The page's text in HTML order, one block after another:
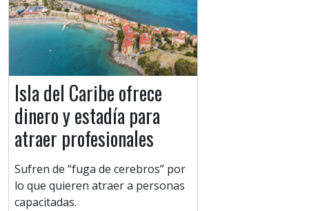
Isla del Caribe ofrece
dinero y estadía para
atraer profesionales
Sufren de “fuga de cerebros” por
lo que quieren atraer a personas
capacitadas.